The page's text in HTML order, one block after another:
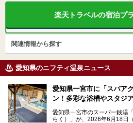
楽天トラベルの宿泊プ
関連情報から探す
愛知県のニフティ温泉ニュース
愛知県一宮市に「スパア
ン！多彩な浴槽やスタジ
愛知県一宮市のスーパー銭湯
らく）」が、2026年6月18日